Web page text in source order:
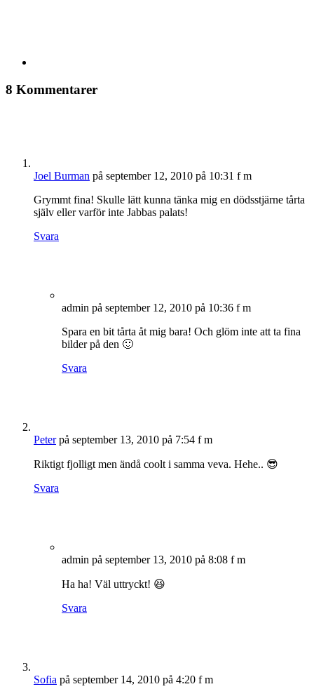
8 Kommentarer
Joel Burman på september 12, 2010 på 10:31 f m
Grymmt fina! Skulle lätt kunna tänka mig en dödsstjärne tårta
själv eller varför inte Jabbas palats!
Svara
admin på september 12, 2010 på 10:36 f m
Spara en bit tårta åt mig bara! Och glöm inte att ta fina
bilder på den 🙂
Svara
Peter på september 13, 2010 på 7:54 f m
Riktigt fjolligt men ändå coolt i samma veva. Hehe.. 😎
Svara
admin på september 13, 2010 på 8:08 f m
Ha ha! Väl uttryckt! 😆
Svara
Sofia på september 14, 2010 på 4:20 f m